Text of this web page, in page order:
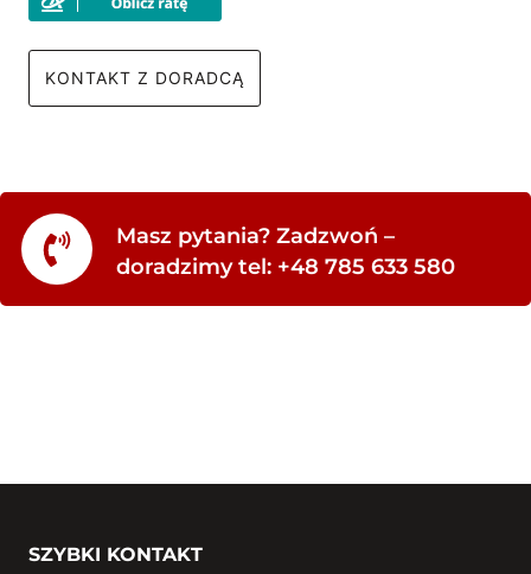
KONTAKT Z DORADCĄ
Masz pytania? Zadzwoń –
doradzimy tel: +48 785 633 580
SZYBKI KONTAKT